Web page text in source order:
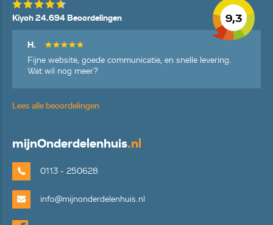
9,3
Kiyoh 24.694 Beoordelingen
H.
Fijne website, goede communicatie, en snelle levering.
Wat wil nog meer?
Lees alle beoordelingen
mijnOnderdelenhuis.nl
0113 - 250628
info@mijnonderdelenhuis.nl